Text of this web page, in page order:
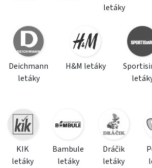
letáky
Deichmann
letáky
H&M letáky
KIK
letáky
Bambule
letáky
Dráčik
letáky